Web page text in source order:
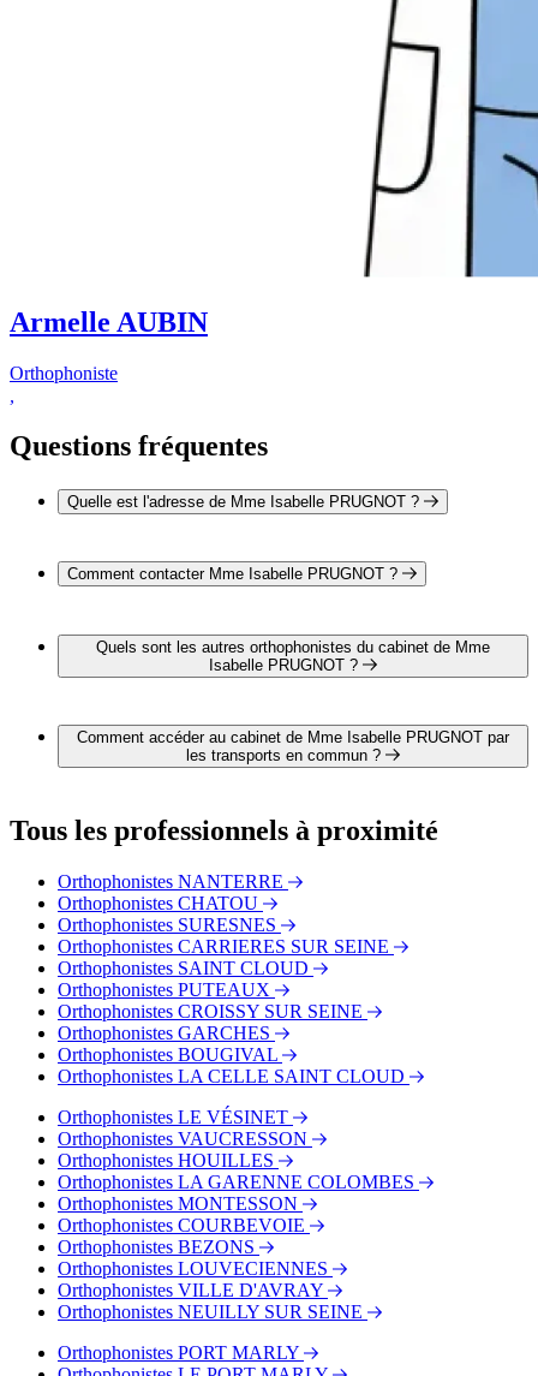
Armelle AUBIN
Orthophoniste
Questions fréquentes
Quelle est l'adresse de Mme Isabelle PRUGNOT ?
Réunion 92500 RUEIL-MALMAISON
Comment contacter Mme Isabelle PRUGNOT ?
téléphone au 01 47 49 48 99.
Quels sont les autres orthophonistes du cabinet de Mme
Isabelle PRUGNOT ?
Mme Isabelle PRUGNOT :
Mme Armelle AUBIN
Comment accéder au cabinet de Mme Isabelle PRUGNOT par
les transports en commun ?
des arrêts suivants :
Bus - Place Besche
Bus - Boulevard National
Tous les professionnels à proximité
Orthophonistes NANTERRE
Orthophonistes CHATOU
Orthophonistes SURESNES
Orthophonistes CARRIERES SUR SEINE
Orthophonistes SAINT CLOUD
Orthophonistes PUTEAUX
Orthophonistes CROISSY SUR SEINE
Orthophonistes GARCHES
Orthophonistes BOUGIVAL
Orthophonistes LA CELLE SAINT CLOUD
Orthophonistes LE VÉSINET
Orthophonistes VAUCRESSON
Orthophonistes HOUILLES
Orthophonistes LA GARENNE COLOMBES
Orthophonistes MONTESSON
Orthophonistes COURBEVOIE
Orthophonistes BEZONS
Orthophonistes LOUVECIENNES
Orthophonistes VILLE D'AVRAY
Orthophonistes NEUILLY SUR SEINE
Orthophonistes PORT MARLY